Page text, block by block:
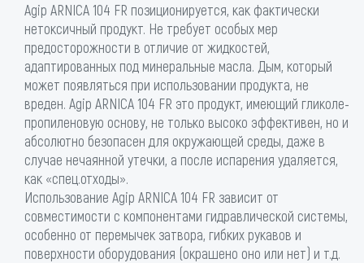
Agip ARNICA 104 FR позиционируется, как фактически
нетоксичный продукт. Не требует особых мер
предосторожности в отличие от жидкостей,
адаптированных под минеральные масла. Дым, который
может появляться при использовании продукта, не
вреден. Agip ARNICA 104 FR это продукт, имеющий гликоле-
пропиленовую основу, не только высоко эффективен, но и
абсолютно безопасен для окружающей среды, даже в
случае нечаянной утечки, а после испарения удаляется,
как «спец.отходы».
Использование Agip ARNICA 104 FR зависит от
совместимости с компонентами гидравлической системы,
особенно от перемычек затвора, гибких рукавов и
поверхности оборудования (окрашено оно или нет) и т.д.